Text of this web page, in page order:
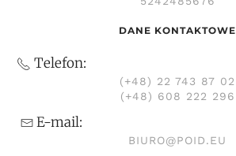
DANE KONTAKTOWE
Telefon:
(+48) 22 743 87 02
(+48) 608 222 296
E-mail:
BIURO@POID.EU